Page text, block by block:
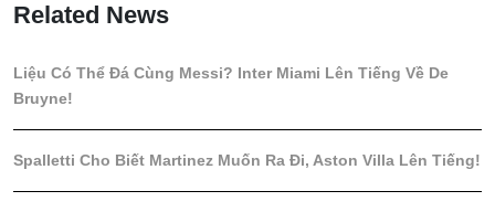
Related News
Liệu Có Thể Đá Cùng Messi? Inter Miami Lên Tiếng Về De
Bruyne!
Spalletti Cho Biết Martinez Muốn Ra Đi, Aston Villa Lên Tiếng!